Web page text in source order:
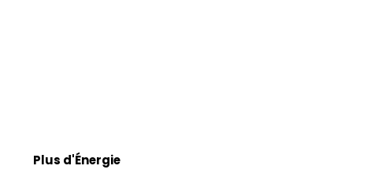
Plus d'Énergie